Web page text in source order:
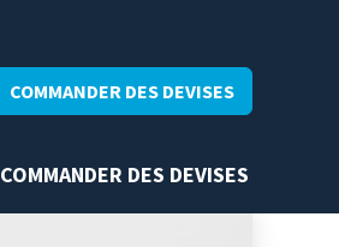
COMMANDER DES DEVISES
COMMANDER DES DEVISES